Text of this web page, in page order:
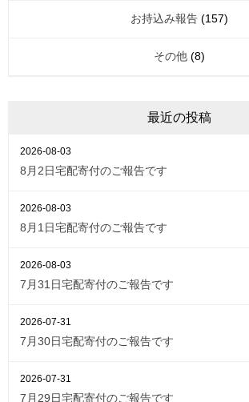
お持込み報告 (157)
その他 (8)
最近の投稿
8月2日宅配寄付のご報告です
2026-08-03
8月1日宅配寄付のご報告です
2026-08-03
7月31日宅配寄付のご報告です
2026-08-03
7月30日宅配寄付のご報告です
2026-07-31
7月29日宅配寄付のご報告です
2026-07-31